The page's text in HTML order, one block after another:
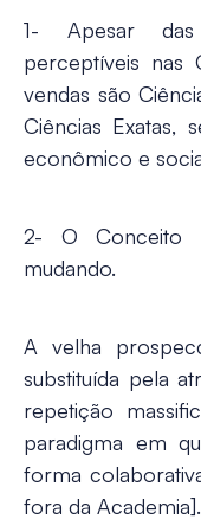
1- Apesar
perceptíveis nas
vendas são
Ciências Exatas,
econômico e
2- O
mudando.
A velha
substituída pela
repetição
paradigma em
forma
fora da Academia].